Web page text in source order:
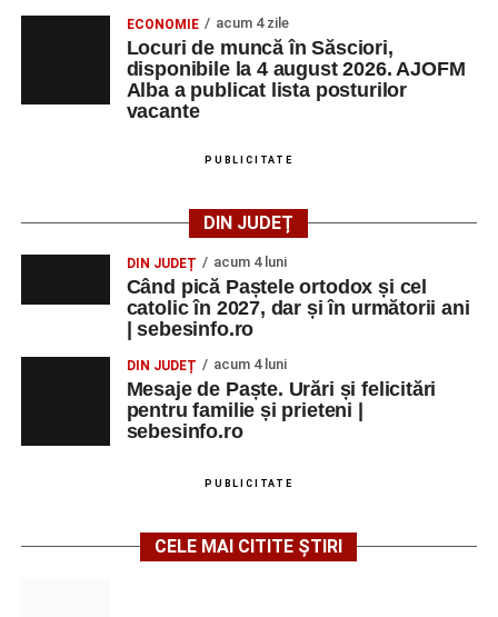
ECONOMIE acum 4 zile
Locuri de muncă în Săsciori,
disponibile la 4 august 2026. AJOFM
Alba a publicat lista posturilor
vacante
PUBLICITATE
DIN JUDEȚ
DIN JUDEȚ acum 4 luni
Când pică Paștele ortodox și cel
catolic în 2027, dar și în următorii ani
| sebesinfo.ro
DIN JUDEȚ acum 4 luni
Mesaje de Paște. Urări și felicitări
pentru familie și prieteni |
sebesinfo.ro
PUBLICITATE
CELE MAI CITITE ȘTIRI